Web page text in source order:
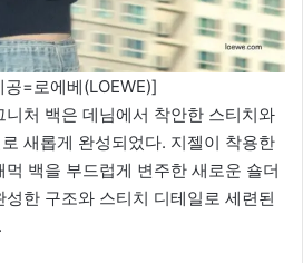
공=로에베(LOEWE)]
처 백은 데님에서 착안한 스티치와
새롭게 완성되었다. 지젤이 착용한
백을 부드럽게 변주한 새로운 숄더
한 구조와 스티치 디테일로 세련된